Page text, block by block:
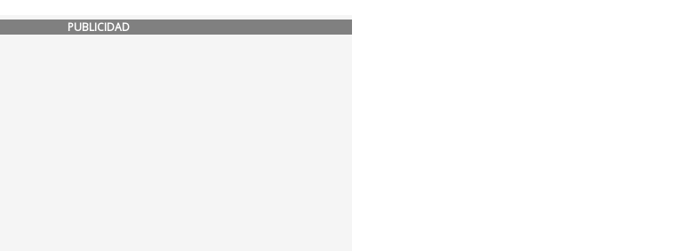
PUBLICIDAD